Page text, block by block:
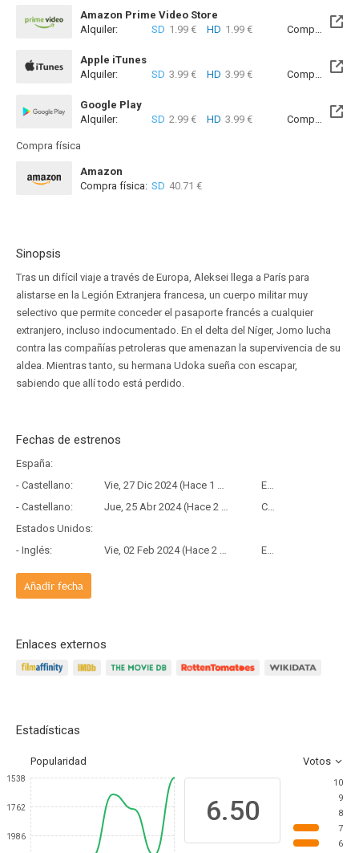
Amazon Prime Video Store
Alquiler:
SD 1.99 € HD 1.99 € Compra: SD
Apple iTunes
Alquiler:
SD 3.99 € HD 3.99 € Compra: SD
Google Play
Alquiler:
SD 2.99 € HD 3.99 € Compra: SD
Compra física
Amazon
Compra física: SD 40.71 €
Sinopsis
Tras un difícil viaje a través de Europa, Aleksei llega a París para
alistarse en la Legión Extranjera francesa, un cuerpo militar muy
selectivo que permite conceder el pasaporte francés a cualquier
extranjero, incluso indocumentado. En el delta del Níger, Jomo lucha
contra las compañías petroleras que amenazan la supervivencia de su
aldea. Mientras tanto, su hermana Udoka sueña con escapar,
sabiendo que allí todo está perdido.
Fechas de estrenos
España:
- Castellano:
Vie, 27 Dic 2024 (Hace 1 año y 7 meses)
Estreno
- Castellano:
Jue, 25 Abr 2024 (Hace 2 años y 3 meses)
Copia Física
Estados Unidos:
- Inglés:
Vie, 02 Feb 2024 (Hace 2 años y 6 meses) Estreno
Añadir fecha
Enlaces externos
Estadísticas
Popularidad Votos
1538
1762
1986
6.50
10
9
8
7
6